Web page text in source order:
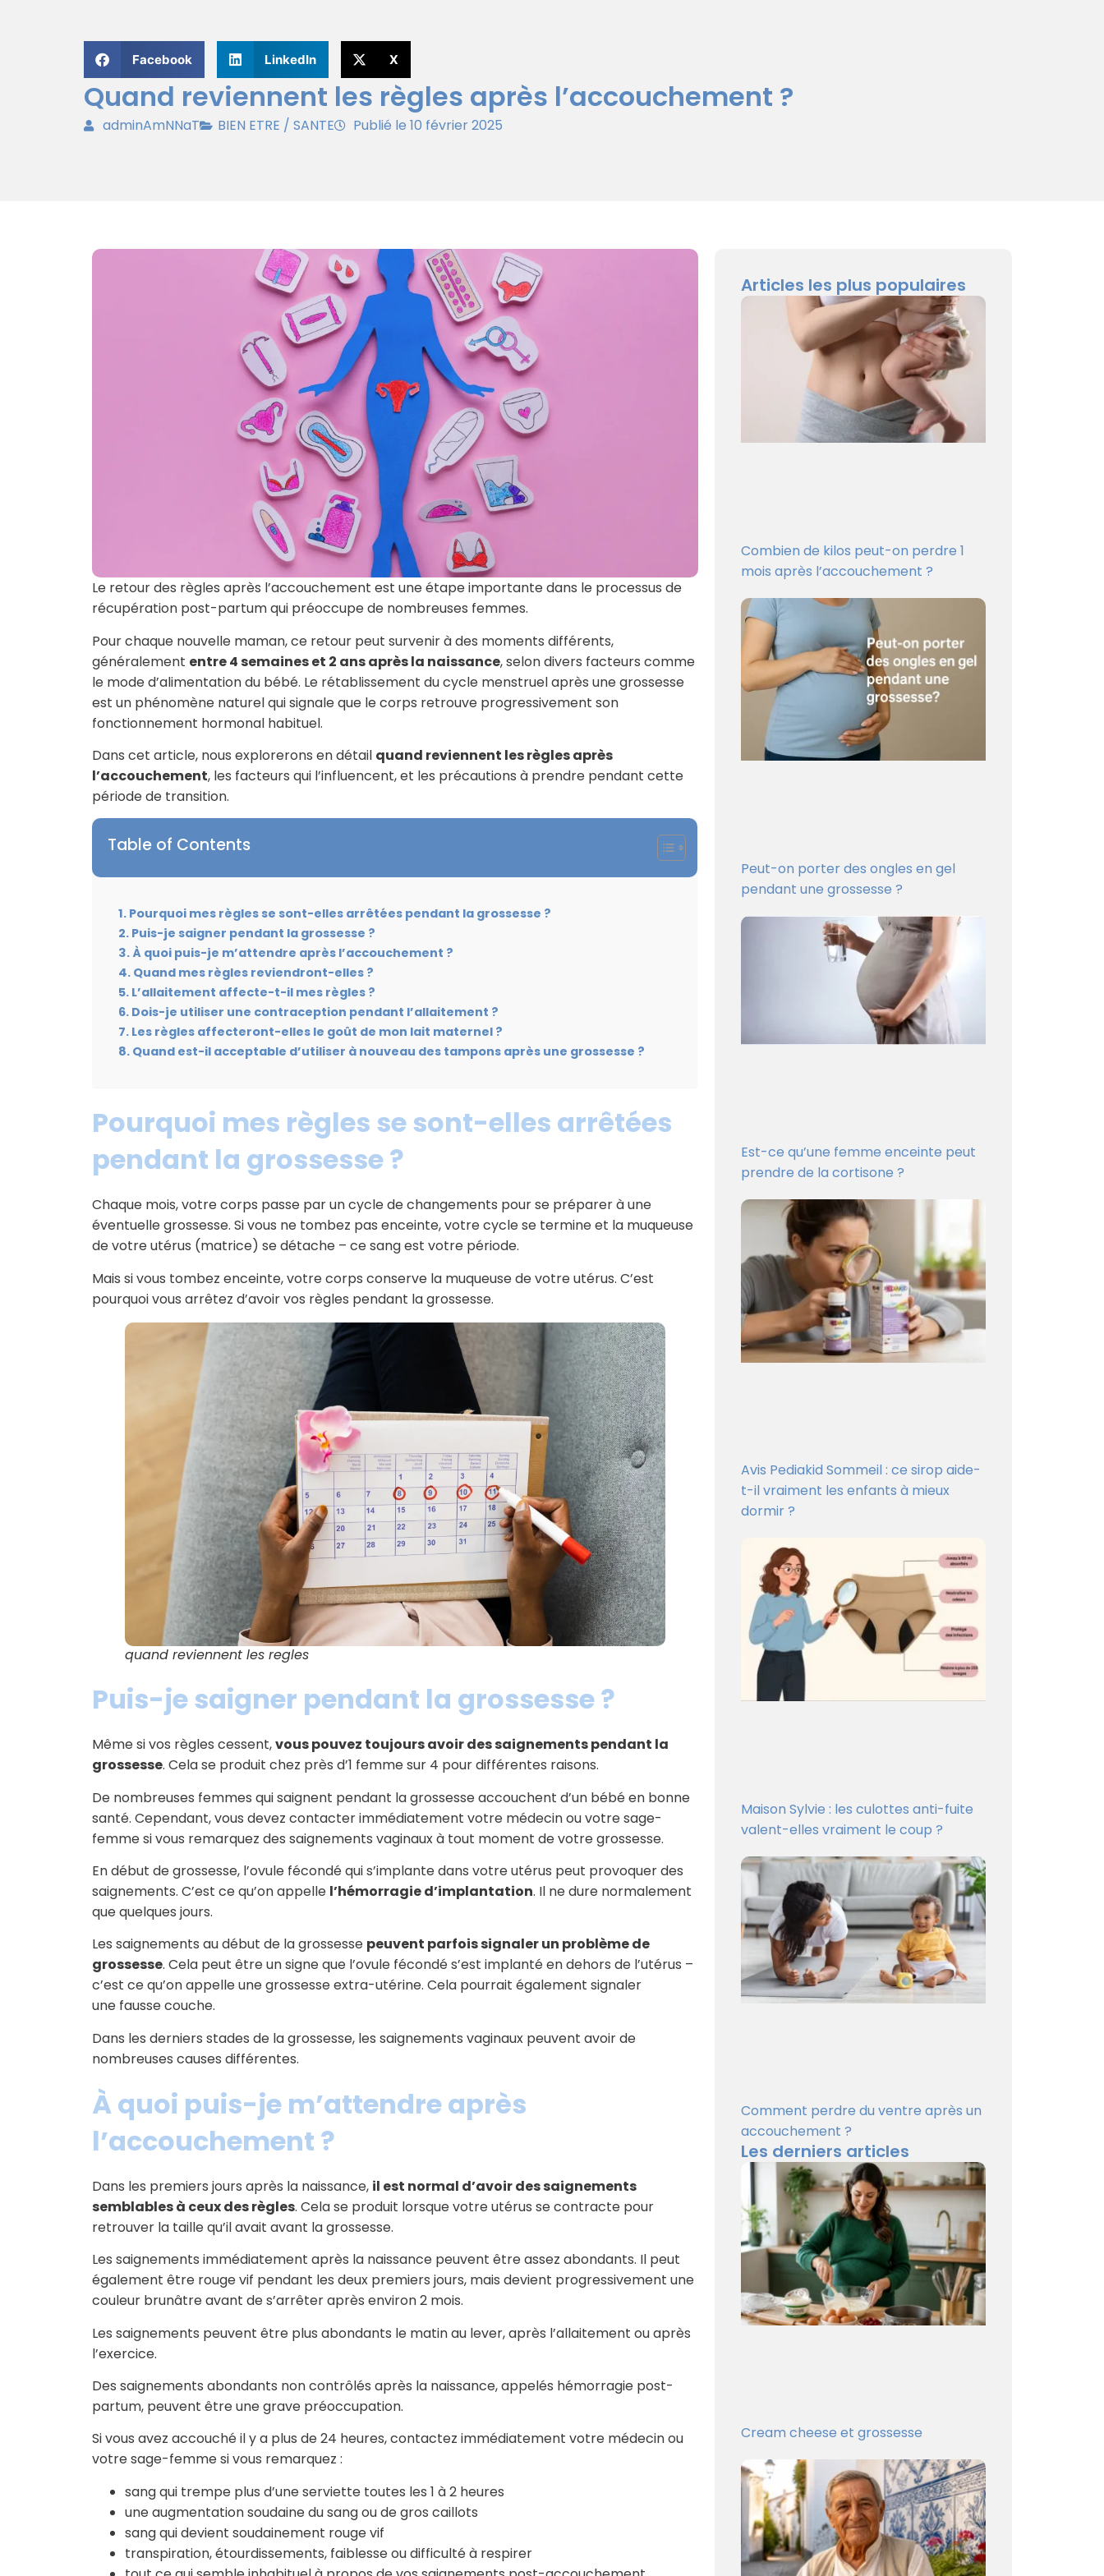
Facebook LinkedIn X
Quand reviennent les règles après l’accouchement ?
adminAmNNaT BIEN ETRE / SANTE Publié le 10 février 2025
Le retour des règles après l’accouchement est une étape importante dans le processus de
récupération post-partum qui préoccupe de nombreuses femmes.
Pour chaque nouvelle maman, ce retour peut survenir à des moments différents,
généralement entre 4 semaines et 2 ans après la naissance, selon divers facteurs comme
le mode d’alimentation du bébé. Le rétablissement du cycle menstruel après une grossesse
est un phénomène naturel qui signale que le corps retrouve progressivement son
fonctionnement hormonal habituel.
Dans cet article, nous explorerons en détail quand reviennent les règles après
l’accouchement, les facteurs qui l’influencent, et les précautions à prendre pendant cette
période de transition.
Table of Contents
Pourquoi mes règles se sont-elles arrêtées pendant la grossesse ?
Puis-je saigner pendant la grossesse ?
À quoi puis-je m’attendre après l’accouchement ?
Quand mes règles reviendront-elles ?
L’allaitement affecte-t-il mes règles ?
Dois-je utiliser une contraception pendant l’allaitement ?
Les règles affecteront-elles le goût de mon lait maternel ?
Quand est-il acceptable d’utiliser à nouveau des tampons après une grossesse ?
Pourquoi mes règles se sont-elles arrêtées
pendant la grossesse ?
Chaque mois, votre corps passe par un cycle de changements pour se préparer à une
éventuelle grossesse. Si vous ne tombez pas enceinte, votre cycle se termine et la muqueuse
de votre utérus (matrice) se détache – ce sang est votre période.
Mais si vous tombez enceinte, votre corps conserve la muqueuse de votre utérus. C’est
pourquoi vous arrêtez d’avoir vos règles pendant la grossesse.
quand reviennent les regles
Puis-je saigner pendant la grossesse ?
Même si vos règles cessent,vous pouvez toujours avoir des saignements pendant la
grossesse. Cela se produit chez près d’1 femme sur 4 pour différentes raisons.
De nombreuses femmes qui saignent pendant la grossesse accouchent d’un bébé en bonne
santé. Cependant, vous devez contacter immédiatement votre médecin ou votre sage-
femme si vous remarquez des saignements vaginaux à tout moment de votre grossesse.
En début de grossesse, l’ovule fécondé qui s’implante dans votre utérus peut provoquer des
saignements. C’est ce qu’on appelle l’hémorragie d’implantation. Il ne dure normalement
que quelques jours.
Les saignements au début de la grossesse peuvent parfois signaler un problème de
grossesse. Cela peut être un signe que l’ovule fécondé s’est implanté en dehors de l’utérus –
c’est ce qu’on appelle une grossesse extra-utérine. Cela pourrait également signaler
une fausse couche.
Dans les derniers stades de la grossesse, les saignements vaginaux peuvent avoir de
nombreuses causes différentes.
À quoi puis-je m’attendre après
l’accouchement ?
Dans les premiers jours après la naissance, il est normal d’avoir des saignements
semblables à ceux des règles. Cela se produit lorsque votre utérus se contracte pour
retrouver la taille qu’il avait avant la grossesse.
Les saignements immédiatement après la naissance peuvent être assez abondants. Il peut
également être rouge vif pendant les deux premiers jours, mais devient progressivement une
couleur brunâtre avant de s’arrêter après environ 2 mois.
Les saignements peuvent être plus abondants le matin au lever, après l’allaitement ou après
l’exercice.
Des saignements abondants non contrôlés après la naissance, appelés hémorragie post-
partum, peuvent être une grave préoccupation.
Si vous avez accouché il y a plus de 24 heures, contactez immédiatement votre médecin ou
votre sage-femme si vous remarquez :
sang qui trempe plus d’une serviette toutes les 1 à 2 heures
une augmentation soudaine du sang ou de gros caillots
sang qui devient soudainement rouge vif
transpiration, étourdissements, faiblesse ou difficulté à respirer
Articles les plus populaires
Combien de kilos peut-on perdre 1
mois après l’accouchement ?
Peut-on porter des ongles en gel
pendant une grossesse ?
Est-ce qu’une femme enceinte peut
prendre de la cortisone ?
Avis Pediakid Sommeil : ce sirop aide-
t-il vraiment les enfants à mieux
dormir ?
Maison Sylvie : les culottes anti-fuite
valent-elles vraiment le coup ?
Comment perdre du ventre après un
accouchement ?
Les derniers articles
Cream cheese et grossesse